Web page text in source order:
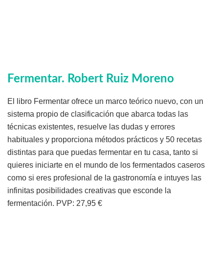
Fermentar. Robert Ruiz Moreno
El libro Fermentar ofrece un marco teórico nuevo, con un
sistema propio de clasificación que abarca todas las
técnicas existentes, resuelve las dudas y errores
habituales y proporciona métodos prácticos y 50 recetas
distintas para que puedas fermentar en tu casa, tanto si
quieres iniciarte en el mundo de los fermentados caseros
como si eres profesional de la gastronomía e intuyes las
infinitas posibilidades creativas que esconde la
fermentación. PVP: 27,95 €